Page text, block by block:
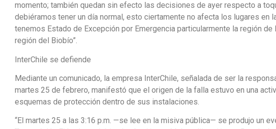
momento; también quedan sin efecto las decisiones de ayer respecto a
debiéramos tener un día normal, esto ciertamente no afecta los lugares en
tenemos Estado de Excepción por Emergencia particularmente la región de
región del Biobío”.
InterChile se defiende
Mediante un comunicado, la empresa InterChile, señalada de ser la
martes 25 de febrero, manifestó que el origen de la falla estuvo en una
esquemas de protección dentro de sus instalaciones.
“El martes 25 a las 3:16 p.m. —se lee en la misiva pública— se produjo un